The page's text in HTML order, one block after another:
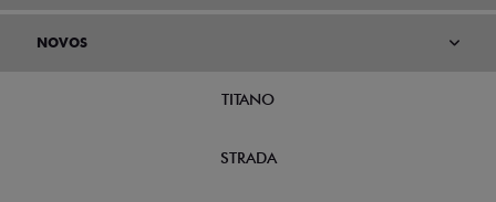
NOVOS
TITANO
STRADA